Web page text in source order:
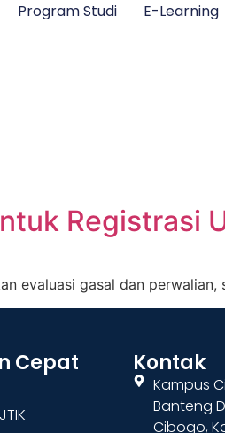
Program Studi E-Learning
Registrasi
evaluasi gasal dan perwalian,
Cepat Kontak
Kampus
Banteng
Cibogo,